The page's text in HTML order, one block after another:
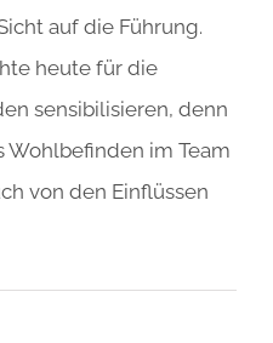
auf die Führung.
heute für die
sensibilisieren, denn
im Team
von den Einflüssen